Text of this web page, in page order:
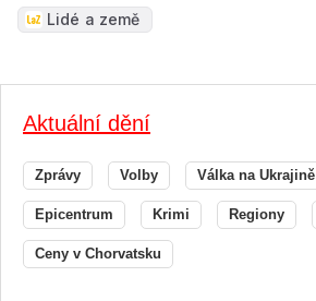
Lidé a země
Aktuální dění
Zprávy Volby Válka na Ukrajině
Epicentrum Krimi Regiony
Ceny v Chorvatsku